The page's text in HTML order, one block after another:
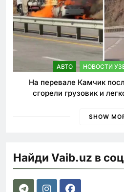
АВТО НОВОСТИ
На перевале Камчик
сгорели грузовик и
SHOW
Найди Vaib.uz в